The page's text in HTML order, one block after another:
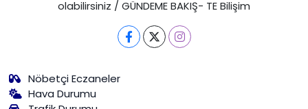
olabilirsiniz / GÜNDEME BAKIŞ- TE Bilişim
Nöbetçi Eczaneler
Hava Durumu